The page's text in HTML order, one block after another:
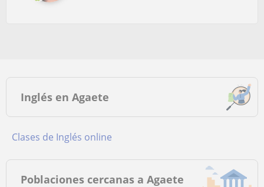
Inglés en Agaete
Clases de Inglés online
Poblaciones cercanas a Agaete